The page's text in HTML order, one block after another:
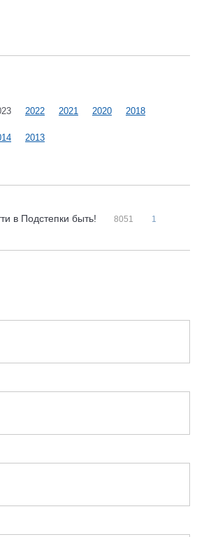
2022 2021 2020 2018
2013
в Подстепки быть!
8051 1